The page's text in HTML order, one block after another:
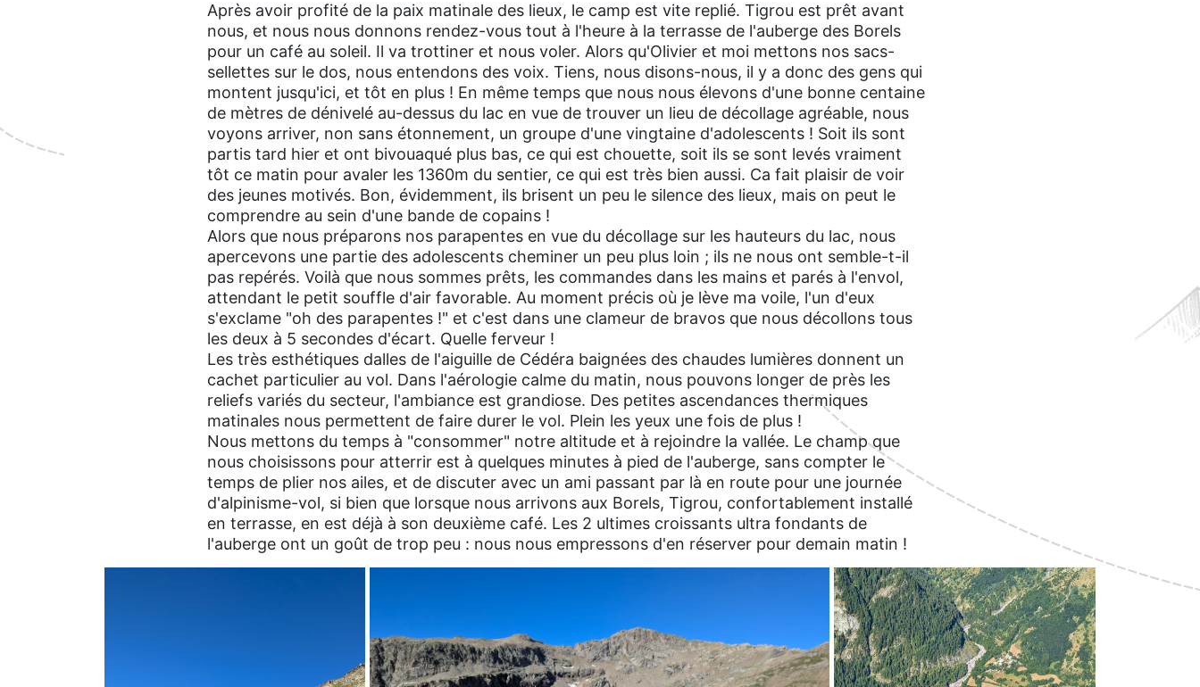
Après avoir profité de la paix matinale des lieux, le camp est vite replié. Tigrou est prêt avant
nous, et nous nous donnons rendez-vous tout à l'heure à la terrasse de l'auberge des Borels
pour un café au soleil. Il va trottiner et nous voler. Alors qu'Olivier et moi mettons nos sacs-
sellettes sur le dos, nous entendons des voix. Tiens, nous disons-nous, il y a donc des gens qui
montent jusqu'ici, et tôt en plus ! En même temps que nous nous élevons d'une bonne centaine
de mètres de dénivelé au-dessus du lac en vue de trouver un lieu de décollage agréable, nous
voyons arriver, non sans étonnement, un groupe d'une vingtaine d'adolescents ! Soit ils sont
partis tard hier et ont bivouaqué plus bas, ce qui est chouette, soit ils se sont levés vraiment
tôt ce matin pour avaler les 1360m du sentier, ce qui est très bien aussi. Ca fait plaisir de voir
des jeunes motivés. Bon, évidemment, ils brisent un peu le silence des lieux, mais on peut le
comprendre au sein d'une bande de copains !
Alors que nous préparons nos parapentes en vue du décollage sur les hauteurs du lac, nous
apercevons une partie des adolescents cheminer un peu plus loin ; ils ne nous ont semble-t-il
pas repérés. Voilà que nous sommes prêts, les commandes dans les mains et parés à l'envol,
attendant le petit souffle d'air favorable. Au moment précis où je lève ma voile, l'un d'eux
s'exclame "oh des parapentes !" et c'est dans une clameur de bravos que nous décollons tous
les deux à 5 secondes d'écart. Quelle ferveur !
Les très esthétiques dalles de l'aiguille de Cédéra baignées des chaudes lumières donnent un
cachet particulier au vol. Dans l'aérologie calme du matin, nous pouvons longer de près les
reliefs variés du secteur, l'ambiance est grandiose. Des petites ascendances thermiques
matinales nous permettent de faire durer le vol. Plein les yeux une fois de plus !
Nous mettons du temps à "consommer" notre altitude et à rejoindre la vallée. Le champ que
nous choisissons pour atterrir est à quelques minutes à pied de l'auberge, sans compter le
temps de plier nos ailes, et de discuter avec un ami passant par là en route pour une journée
d'alpinisme-vol, si bien que lorsque nous arrivons aux Borels, Tigrou, confortablement installé
en terrasse, en est déjà à son deuxième café. Les 2 ultimes croissants ultra fondants de
l'auberge ont un goût de trop peu : nous nous empressons d'en réserver pour demain matin !